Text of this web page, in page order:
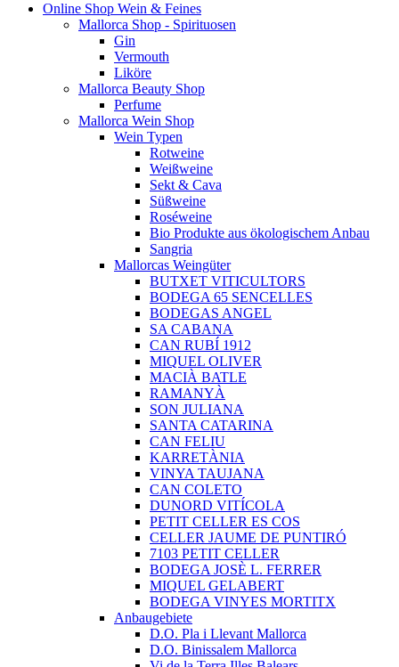
Online Shop Wein & Feines
Mallorca Shop - Spirituosen
Gin
Vermouth
Liköre
Mallorca Beauty Shop
Perfume
Mallorca Wein Shop
Wein Typen
Rotweine
Weißweine
Sekt & Cava
Süßweine
Roséweine
Bio Produkte aus ökologischem Anbau
Sangria
Mallorcas Weingüter
BUTXET VITICULTORS
BODEGA 65 SENCELLES
BODEGAS ANGEL
SA CABANA
CAN RUBÍ 1912
MIQUEL OLIVER
MACIÀ BATLE
RAMANYÀ
SON JULIANA
SANTA CATARINA
CAN FELIU
KARRETÀNIA
VINYA TAUJANA
CAN COLETO
DUNORD VITÍCOLA
PETIT CELLER ES COS
CELLER JAUME DE PUNTIRÓ
7103 PETIT CELLER
BODEGA JOSÈ L. FERRER
MIQUEL GELABERT
BODEGA VINYES MORTITX
Anbaugebiete
D.O. Pla i Llevant Mallorca
D.O. Binissalem Mallorca